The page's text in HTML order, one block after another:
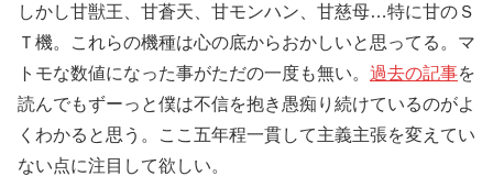
しかし甘獣王、甘蒼天、甘モンハン、甘慈母…特に甘のＳ
Ｔ機。これらの機種は心の底からおかしいと思ってる。マ
トモな数値になった事がただの一度も無い。 過去の記事を
読んでもずーっと僕は不信を抱き愚痴り続けているのがよ
くわかると思う。ここ五年程一貫して主義主張を変えてい
ない点に注目して欲しい。